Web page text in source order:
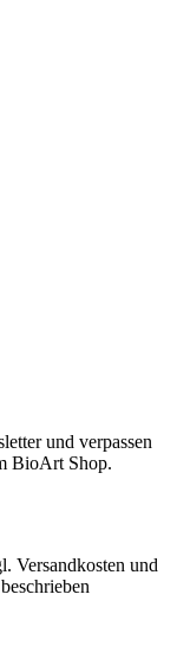
und verpassen
BioArt Shop.
Versandkosten und